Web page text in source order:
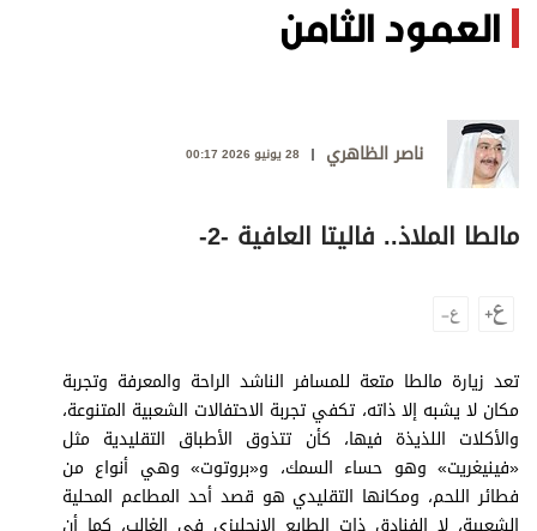
الأخبار العالمية
اقتصاد
الرياضة
الترفيه
التعليم والمعرفة
الذكاء الاصطناعي
العمود الثامن
ناصر الظاهري 28 يونيو 2026 00:17
مالطا الملاذ.. فاليتا العافية -2-
تعد زيارة مالطا متعة للمسافر الناشد الراحة والمعرفة وتجربة
مكان لا يشبه إلا ذاته، تكفي تجربة الاحتفالات الشعبية المتنوعة،
والأكلات اللذيذة فيها، كأن تتذوق الأطباق التقليدية مثل
«فينيغريت» وهو حساء السمك، و«بروتوت» وهي أنواع من
فطائر اللحم، ومكانها التقليدي هو قصد أحد المطاعم المحلية